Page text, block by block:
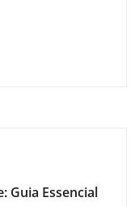
Guia Essencial